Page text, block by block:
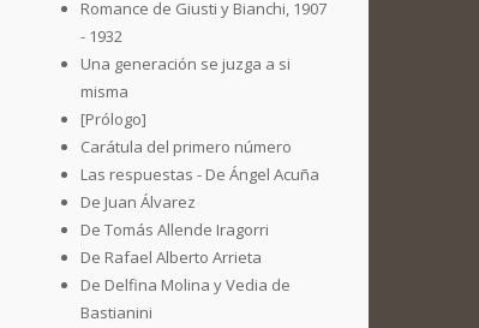
Romance de Giusti y Bianchi, 1907
- 1932
Una generación se juzga a si
misma
[Prólogo]
Carátula del primero número
Las respuestas - De Ángel Acuña
De Juan Álvarez
De Tomás Allende Iragorri
De Rafael Alberto Arrieta
De Delfina Molina y Vedia de
Bastianini